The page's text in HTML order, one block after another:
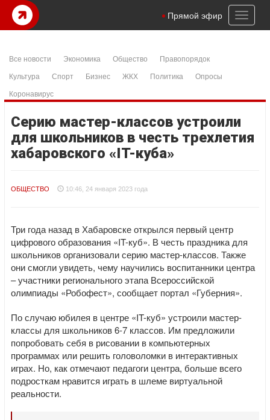
Toggle
Прямой эфир
Все новости Экономика Общество
Правопорядок
Культура
Спорт Бизнес ЖКХ Политика
Опросы
Коронавирус
Серию мастер-классов устроили
для школьников в честь трехлетия
хабаровского «IT-куба»
ОБЩЕСТВО 10:46, 24 января 2023 года
Три года назад в Хабаровске открылся первый центр
цифрового образования «IT-куб». В честь праздника для
школьников организовали серию мастер-классов. Также
они смогли увидеть, чему научились воспитанники центра
– участники регионального этапа Всероссийской
олимпиады «Робофест», сообщает портал «Губерния».
По случаю юбилея в центре «IT-куб» устроили мастер-
классы для школьников 6-7 классов. Им предложили
попробовать себя в рисовании в компьютерных
программах или решить головоломки в интерактивных
играх. Но, как отмечают педагоги центра, больше всего
подросткам нравится играть в шлеме виртуальной
реальности.